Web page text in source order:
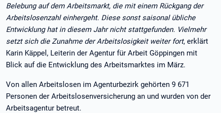
Belebung auf dem Arbeitsmarkt, die mit einem Rückgang der
Arbeitslosenzahl einhergeht. Diese sonst saisonal übliche
Entwicklung hat in diesem Jahr nicht stattgefunden. Vielmehr
setzt sich die Zunahme der Arbeitslosigkeit weiter fort, erklärt
Karin Käppel, Leiterin der Agentur für Arbeit Göppingen mit
Blick auf die Entwicklung des Arbeitsmarktes im März.
Von allen Arbeitslosen im Agenturbezirk gehörten 9 671
Personen der Arbeitslosenversicherung an und wurden von der
Arbeitsagentur betreut.